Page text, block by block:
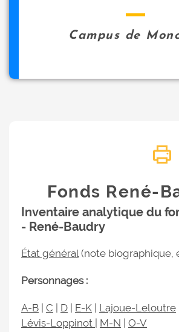
Campus de
Fonds René-
Inventaire analytique du
- René-Baudry
État général(note biographique,
Personnages :
A-B C D E-K Lajoue-Leloutre
Lévis-Loppinot
M-N O-V